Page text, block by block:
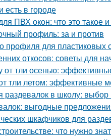
есть в городе
ПВХ окон: что это такое
профиль: за и против
профиля для пластиковых
откосов: советы для
от тли осенью:
тли летом: эффективные
в школу: выбор
выгодные
шкафчиков для
что нужно